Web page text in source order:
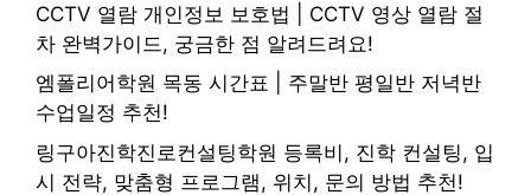
CCTV 열람 개인정보 보호법 | CCTV 영상 열람 절
차 완벽가이드, 궁금한 점 알려드려요!
엠폴리어학원 목동 시간표 | 주말반 평일반 저녁반
수업일정 추천!
링구아진학진로컨설팅학원 등록비, 진학 컨설팅, 입
시 전략, 맞춤형 프로그램, 위치, 문의 방법 추천!